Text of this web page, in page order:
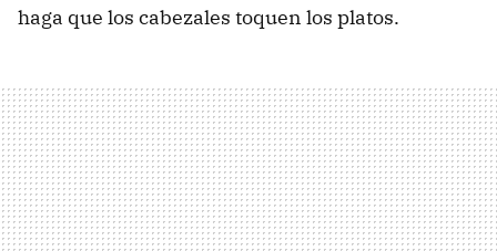
haga que los cabezales toquen los platos.